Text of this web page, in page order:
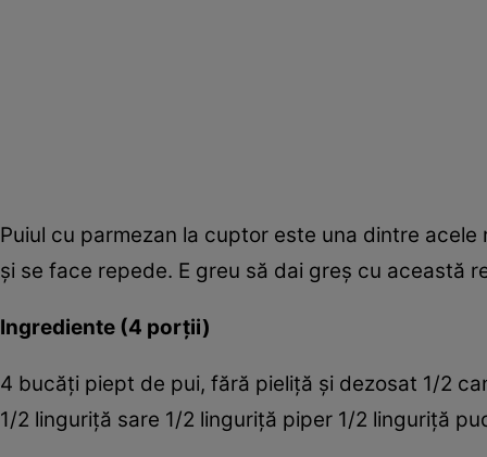
Puiul cu parmezan la cuptor este una dintre
şi se face repede. E greu să dai greş cu această
Ingrediente (4 porţii)
4 bucăţi piept de pui, fără pieliţă şi dezosat 1/2
1/2 linguriţă sare 1/2 linguriţă piper 1/2 linguriţă